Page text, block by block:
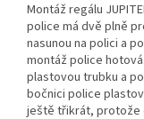
Montáž regálu
police má dvě plně
nasunou na polici a
montáž police
plastovou trubku a
bočnici police
ještě třikrát, protože